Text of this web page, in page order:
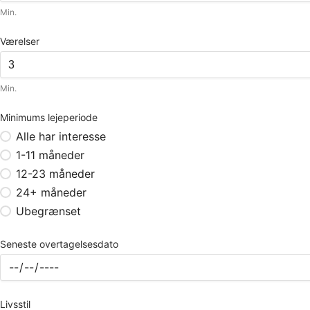
Min.
Værelser
Min.
Minimums lejeperiode
Alle har interesse
1-11 måneder
12-23 måneder
24+ måneder
Ubegrænset
Seneste overtagelsesdato
Livsstil